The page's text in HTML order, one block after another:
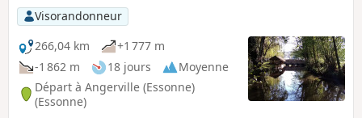
Visorandonneur
266,04 km
+1 777 m
-1 862 m
18 jours
Moyenne
Départ à Angerville (Essonne)
(Essonne)